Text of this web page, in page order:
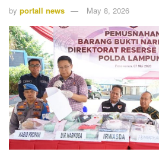
by portall news May 8, 2026